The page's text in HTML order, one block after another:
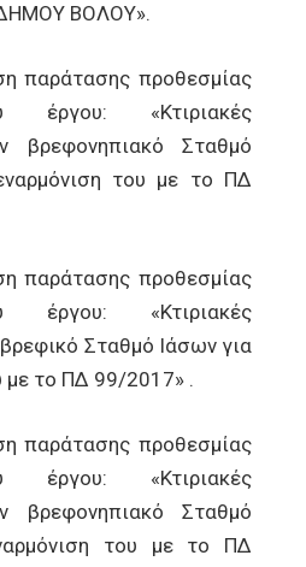
ΒΟΛΟΥ».
προθεσμίας
έργου: «Κτιριακές
βρεφονηπιακό Σταθμό
του με το ΠΔ
προθεσμίας
έργου: «Κτιριακές
Σταθμό Ιάσων για
με το ΠΔ 99/2017» .
προθεσμίας
έργου: «Κτιριακές
βρεφονηπιακό Σταθμό
του με το ΠΔ